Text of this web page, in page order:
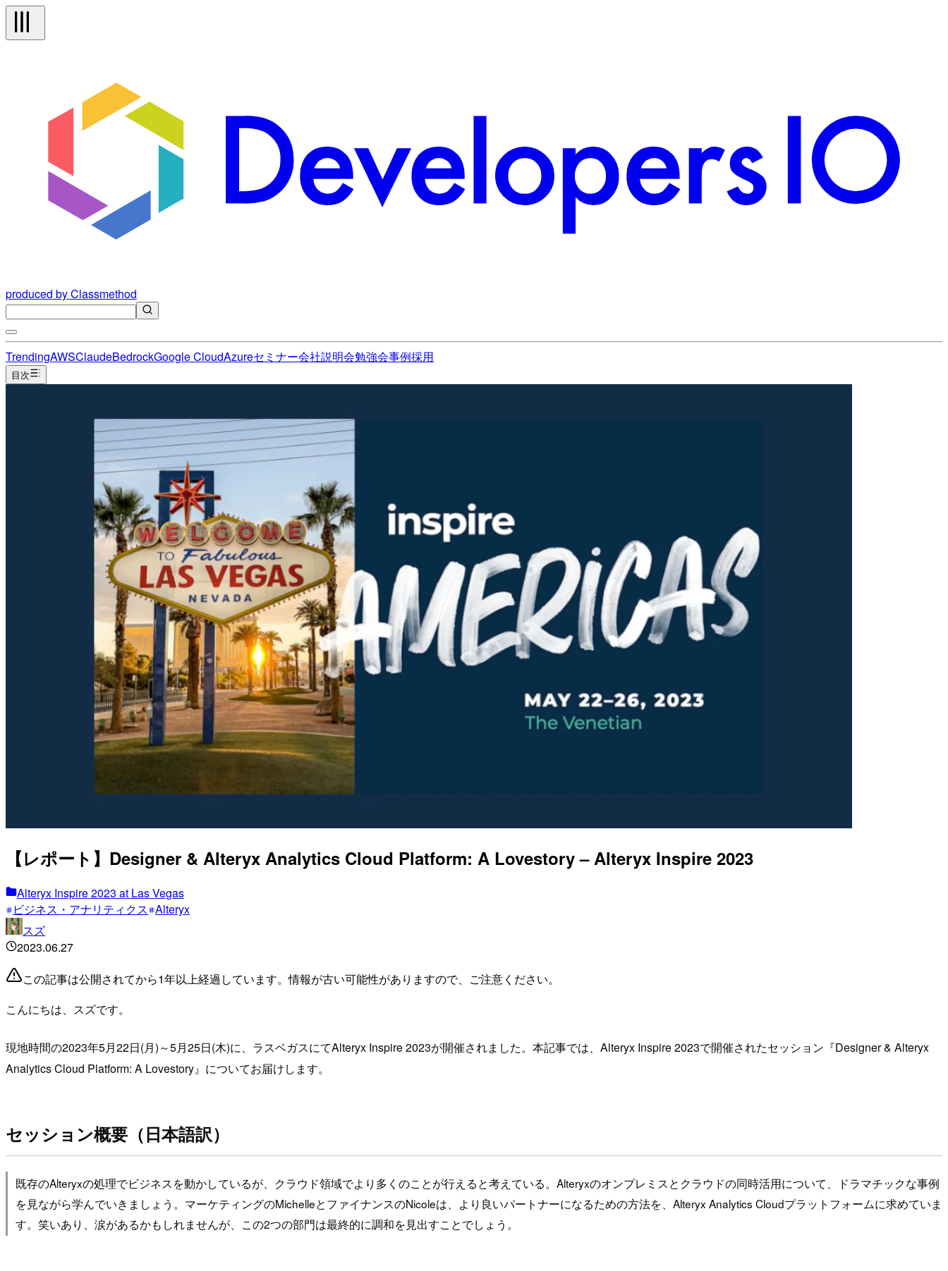
produced by Classmethod
TrendingAWSClaudeBedrockGoogle CloudAzureセミナー会社説明会勉強会事例採用
目次
【レポート】Designer & Alteryx Analytics Cloud Platform: A Lovestory – Alteryx Inspire 2023
Alteryx Inspire 2023 at Las Vegas
ビジネス・アナリティクス Alteryx
スズ
2023.06.27
この記事は公開されてから1年以上経過しています。情報が古い可能性がありますので、ご注意ください。
こんにちは、スズです。
現地時間の2023年5月22日(月)～5月25日(木)に、ラスベガスにてAlteryx Inspire 2023が開催されました。本記事では、Alteryx Inspire 2023で開催されたセッション『Designer & Alteryx
Analytics Cloud Platform: A Lovestory』についてお届けします。
セッション概要（日本語訳）
既存のAlteryxの処理でビジネスを動かしているが、クラウド領域でより多くのことが行えると考えている。Alteryxのオンプレミスとクラウドの同時活用について、ドラマチックな事例
を見ながら学んでいきましょう。マーケティングのMichelleとファイナンスのNicoleは、より良いパートナーになるための方法を、Alteryx Analytics Cloudプラットフォームに求めていま
す。笑いあり、涙があるかもしれませんが、この2つの部門は最終的に調和を見出すことでしょう。